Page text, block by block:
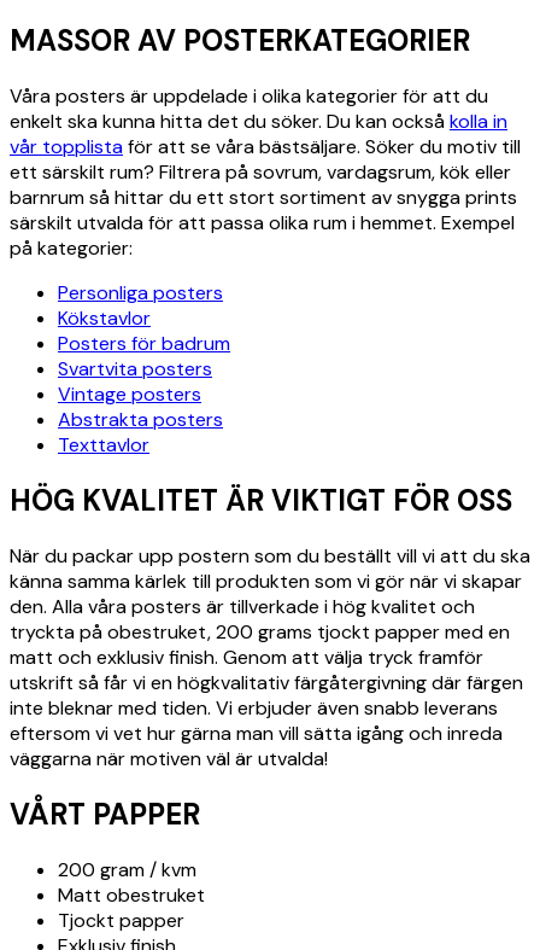
MASSOR AV POSTERKATEGORIER
Våra posters är uppdelade i olika kategorier för att du
enkelt ska kunna hitta det du söker. Du kan ocksåkolla in
vår topplistaför att se våra bästsäljare. Söker du motiv till
ett särskilt rum? Filtrera på sovrum, vardagsrum, kök eller
barnrum så hittar du ett stort sortiment av snygga prints
särskilt utvalda för att passa olika rum i hemmet. Exempel
på kategorier:
Personliga posters
Kökstavlor
Posters för badrum
Svartvita posters
Vintage posters
Abstrakta posters
Texttavlor
HÖG KVALITET ÄR VIKTIGT FÖR OSS
När du packar upp postern som du beställt vill vi att du ska
känna samma kärlek till produkten som vi gör när vi skapar
den. Alla våra posters är tillverkade i hög kvalitet och
tryckta på obestruket, 200 grams tjockt papper med en
matt och exklusiv finish. Genom att välja tryck framför
utskrift så får vi en högkvalitativ färgåtergivning där färgen
inte bleknar med tiden. Vi erbjuder även snabb leverans
eftersom vi vet hur gärna man vill sätta igång och inreda
väggarna när motiven väl är utvalda!
VÅRT PAPPER
200 gram / kvm
Matt obestruket
Tjockt papper